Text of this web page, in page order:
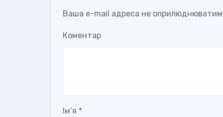
Ваша e-mail адреса не
Коментар
Ім’я *